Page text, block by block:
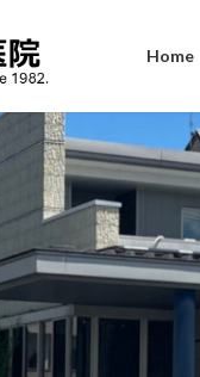
Home